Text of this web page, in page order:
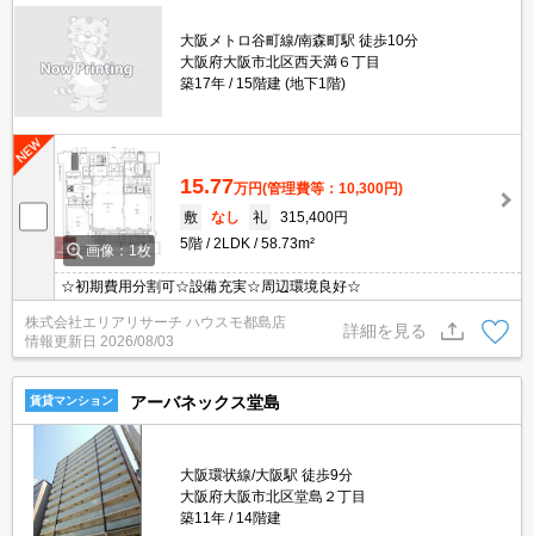
大阪メトロ谷町線/南森町駅 徒歩10分
大阪府大阪市北区西天満６丁目
築17年
15階建 (地下1階)
画像：1枚
15.77万円(管理費等：10,300円)
敷
なし 礼
315,400円
5階
2LDK 58.73m²
☆初期費用分割可☆設備充実☆周辺環境良好☆
株式会社エリアリサーチ ハウスモ都島店
情報更新日 2026/08/03
詳細を見る
賃貸マンション アーバネックス堂島
大阪環状線/大阪駅 徒歩9分
大阪府大阪市北区堂島２丁目
築11年
14階建